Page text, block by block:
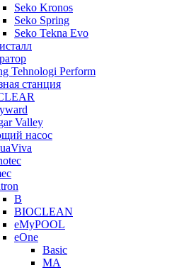
Seko Kronos
Seko Spring
Seko Tekna Evo
Tehnologi Perform
станция
Valley
насос
B
BIOCLEAN
eMyPOOL
eOne
Basic
MA